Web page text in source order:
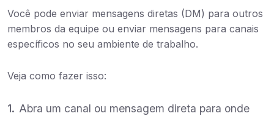
Você pode enviar mensagens diretas (DM) para outros
membros da equipe ou enviar mensagens para canais
específicos no seu ambiente de trabalho.
Veja como fazer isso:
Abra um canal ou mensagem direta para onde